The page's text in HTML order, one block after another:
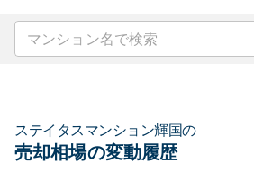
ステイタスマンション輝国の
売却相場の変動履歴